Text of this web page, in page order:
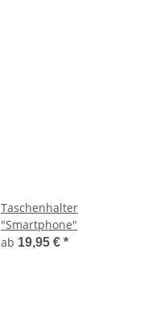
Taschenhalter
"Smartphone"
ab 19,95 € *